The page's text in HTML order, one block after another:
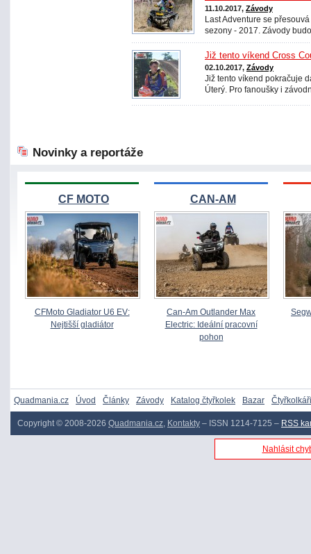
11.10.2017, Závody
Last Adventure se
sezony - 2017. Závody
Již tento víkend Cross
02.10.2017, Závody
Již tento víkend pokračuje
Úterý. Pro fanoušky i
Novinky a reportáže
CF MOTO
CFMoto Gladiator U6 EV:
Nejtišší gladiátor
CAN-AM
Can-Am Outlander Max
Electric: Ideální pracovní
pohon
Quadmania.cz Úvod Články Závody Katalog čtyřkolek Bazar Čtyřkolkáři
Copyright © 2008-2026 Quadmania.cz, Kontakty – ISSN 1214-7125 – RSS
Nahlásit